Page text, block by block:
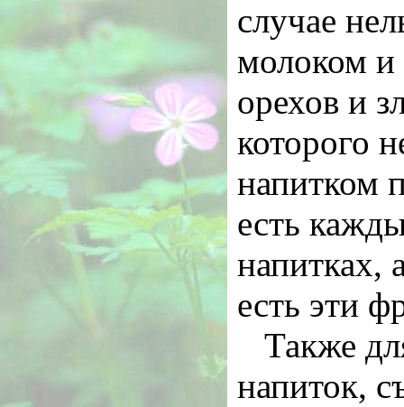
случае
молоком и
орехов и
которого
напитком
есть
напитках,
есть эти
Также
напиток,